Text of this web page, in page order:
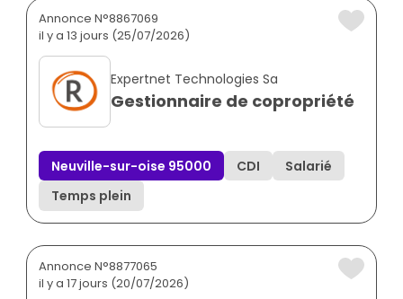
Annonce N°8867069
il y a 13 jours (25/07/2026)
Expertnet Technologies Sa
Gestionnaire de copropriété
Neuville-sur-oise 95000 CDI
Salarié
Temps plein
Annonce N°8877065
il y a 17 jours (20/07/2026)